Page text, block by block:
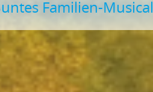
Familien-Musical